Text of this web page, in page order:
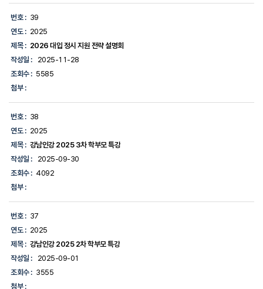
번호 : 39
연도 : 2025
제목 : 2026 대입 정시 지원 전략 설명회
작성일 :
2025-11-28
조회수 : 5585
첨부 :
번호 : 38
연도 : 2025
제목 : 강남인강 2025 3차 학부모 특강
작성일 :
2025-09-30
조회수 : 4092
첨부 :
번호 : 37
연도 : 2025
제목 : 강남인강 2025 2차 학부모 특강
작성일 :
2025-09-01
조회수 : 3555
첨부 :